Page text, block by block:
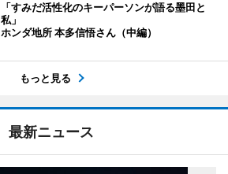
「すみだ活性化のキーパーソンが語る墨田と
私」
ホンダ地所 本多信悟さん（中編）
もっと見る
最新ニュース